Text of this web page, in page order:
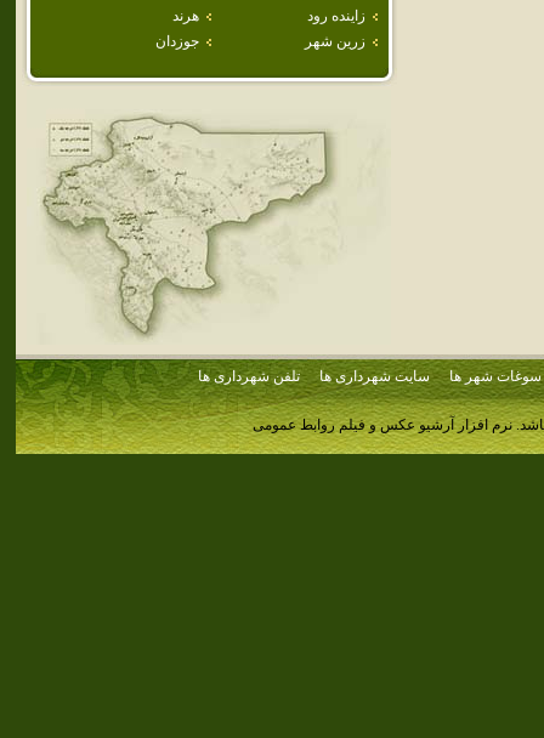
زاينده رود
هرند
زرين شهر
جوزدان
سوغات شهر ها سایت شهرداری ها تلفن شهرداری ها
نرم افزار آرشیو عکس و فیلم روابط عمومی